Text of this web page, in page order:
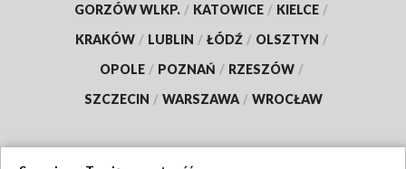
GORZÓW WLKP. / KATOWICE / KIELCE /
KRAKÓW / LUBLIN / ŁÓDŹ / OLSZTYN /
OPOLE / POZNAŃ / RZESZÓW /
SZCZECIN / WARSZAWA / WROCŁAW